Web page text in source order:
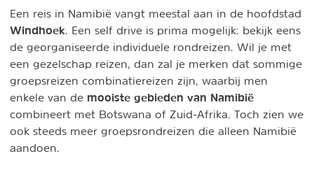
Een reis in Namibië vangt meestal aan in de hoofdstad
Windhoek . Een self drive is prima mogelijk: bekijk eens
de georganiseerde individuele rondreizen. Wil je met
een gezelschap reizen, dan zal je merken dat sommige
groepsreizen combinatiereizen zijn, waarbij men
enkele van de mooiste gebieden van Namibië
combineert met Botswana of Zuid-Afrika. Toch zien we
ook steeds meer groepsrondreizen die alleen Namibië
aandoen.